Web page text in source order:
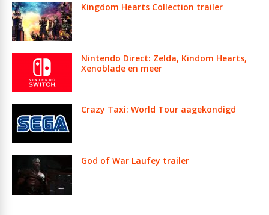
Kingdom Hearts Collection trailer
Nintendo Direct: Zelda, Kindom Hearts,
Xenoblade en meer
Crazy Taxi: World Tour aagekondigd
God of War Laufey trailer